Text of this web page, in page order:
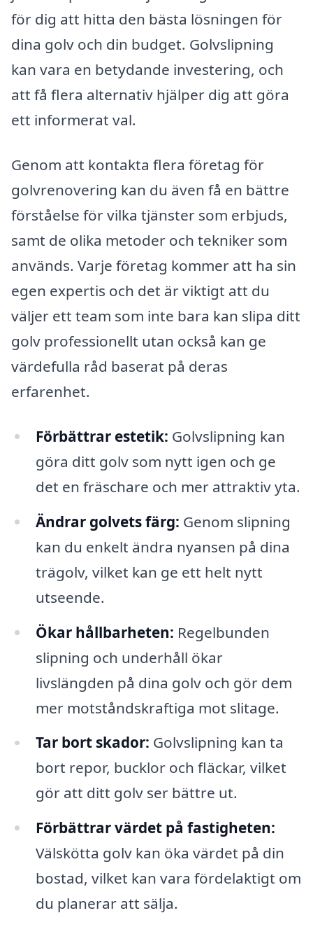
för dig att hitta den bästa lösningen för
dina golv och din budget. Golvslipning
kan vara en betydande investering, och
att få flera alternativ hjälper dig att göra
ett informerat val.
Genom att kontakta flera företag för
golvrenovering kan du även få en bättre
förståelse för vilka tjänster som erbjuds,
samt de olika metoder och tekniker som
används. Varje företag kommer att ha sin
egen expertis och det är viktigt att du
väljer ett team som inte bara kan slipa ditt
golv professionellt utan också kan ge
värdefulla råd baserat på deras
erfarenhet.
Förbättrar estetik: Golvslipning kan
göra ditt golv som nytt igen och ge
det en fräschare och mer attraktiv yta.
Ändrar golvets färg: Genom slipning
kan du enkelt ändra nyansen på dina
trägolv, vilket kan ge ett helt nytt
utseende.
Ökar hållbarheten: Regelbunden
slipning och underhåll ökar
livslängden på dina golv och gör dem
mer motståndskraftiga mot slitage.
Tar bort skador: Golvslipning kan ta
bort repor, bucklor och fläckar, vilket
gör att ditt golv ser bättre ut.
Förbättrar värdet på fastigheten:
Välskötta golv kan öka värdet på din
bostad, vilket kan vara fördelaktigt om
du planerar att sälja.